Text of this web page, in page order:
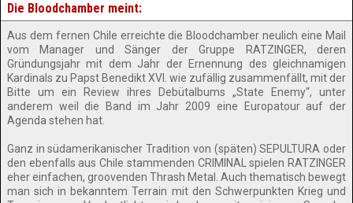
Die Bloodchamber meint:
Aus dem fernen Chile erreichte die Bloodchamber neulich eine Mail
vom Manager und Sänger der Gruppe RATZINGER, deren
Gründungsjahr mit dem Jahr der Ernennung des gleichnamigen
Kardinals zu Papst Benedikt XVI. wie zufällig zusammenfällt, mit der
Bitte um ein Review ihres Debütalbums „State Enemy“, unter
anderem weil die Band im Jahr 2009 eine Europatour auf der
Agenda stehen hat.
Ganz in südamerikanischer Tradition von (späten) SEPULTURA oder
den ebenfalls aus Chile stammenden CRIMINAL spielen RATZINGER
eher einfachen, groovenden Thrash Metal. Auch thematisch bewegt
man sich in bekanntem Terrain mit den Schwerpunkten Krieg und